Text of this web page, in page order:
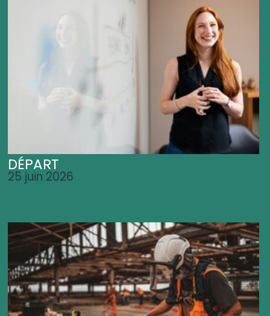
DÉPART
25 juin 2026